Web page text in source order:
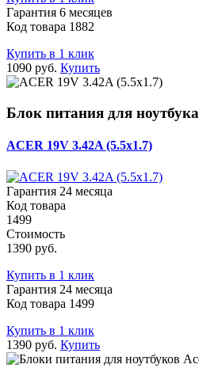
Гарантия 6 месяцев
Код товара 1882
Купить в 1 клик
1090 руб. Купить
Блок питания для ноутбука
ACER 19V 3.42A (5.5x1.7)
Гарантия 24 месяца
Код товара
1499
Стоимость
1390 руб.
Купить в 1 клик
Гарантия 24 месяца
Код товара 1499
Купить в 1 клик
1390 руб. Купить